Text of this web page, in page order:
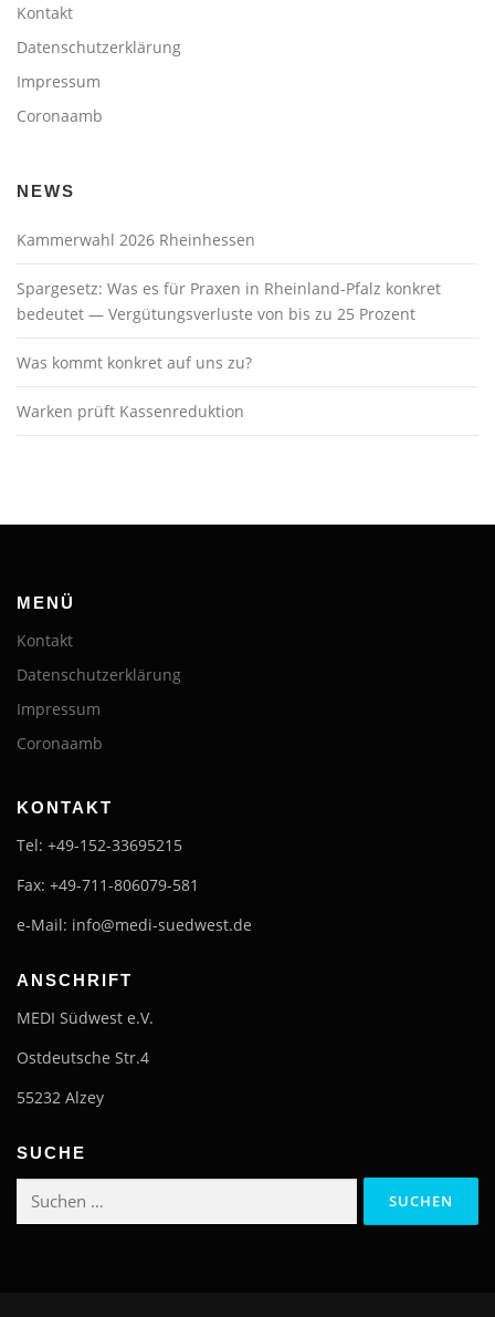
Kontakt
Datenschutzerklärung
Impressum
Coronaamb
NEWS
Kammerwahl 2026 Rheinhessen
Spargesetz: Was es für Praxen in Rheinland-Pfalz konkret
bedeutet — Vergütungsverluste von bis zu 25 Prozent
Was kommt konkret auf uns zu?
Warken prüft Kassenreduktion
MENÜ
Kontakt
Datenschutzerklärung
Impressum
Coronaamb
KONTAKT
Tel: +49-152-33695215
Fax: +49-711-806079-581
e-Mail: info@medi-suedwest.de
ANSCHRIFT
MEDI Südwest e.V.
Ostdeutsche Str.4
55232 Alzey
SUCHE
Suchen